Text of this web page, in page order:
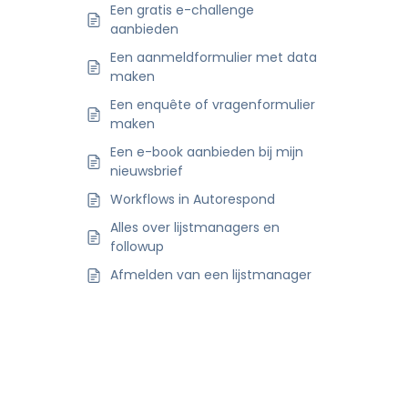
Een gratis e-challenge
aanbieden
Een aanmeldformulier met data
maken
Een enquête of vragenformulier
maken
Een e-book aanbieden bij mijn
nieuwsbrief
Workflows in Autorespond
Alles over lijstmanagers en
followup
Afmelden van een lijstmanager